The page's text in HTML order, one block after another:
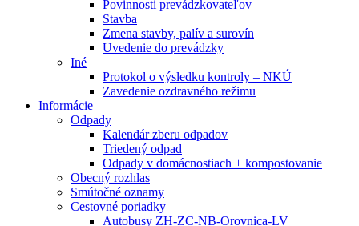
Povinnosti prevádzkovateľov
Stavba
Zmena stavby, palív a surovín
Uvedenie do prevádzky
Iné
Protokol o výsledku kontroly – NKÚ
Zavedenie ozdravného režimu
Informácie
Odpady
Kalendár zberu odpadov
Triedený odpad
Odpady v domácnostiach + kompostovanie
Obecný rozhlas
Smútočné oznamy
Cestovné poriadky
Autobusy ZH-ZC-NB-Orovnica-LV